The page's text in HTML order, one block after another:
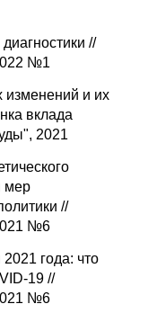
//
№1
изменений и их
вклада
2021
мер
//
№6
года: что
19 //
№6